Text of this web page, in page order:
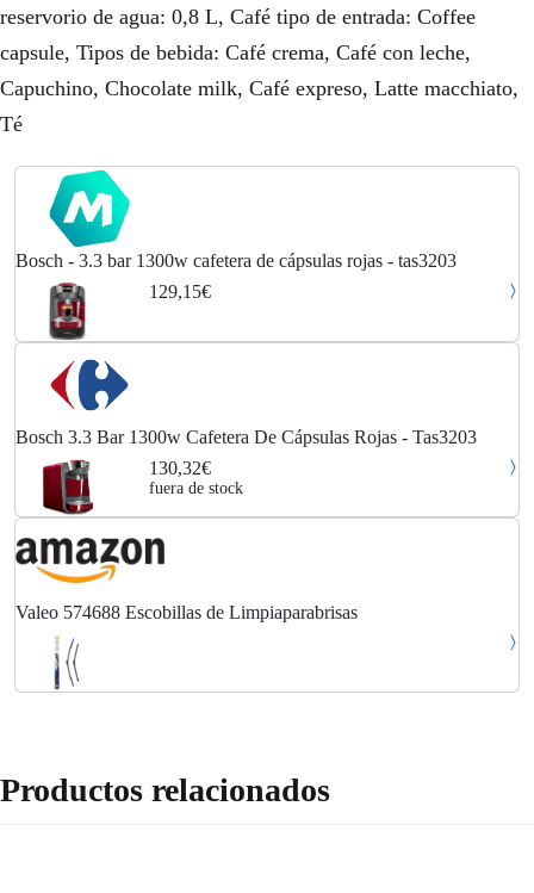
reservorio de agua: 0,8 L, Café tipo de entrada: Coffee
capsule, Tipos de bebida: Café crema, Café con leche,
Capuchino, Chocolate milk, Café expreso, Latte macchiato,
Té
Bosch - 3.3 bar 1300w cafetera de cápsulas rojas - tas3203
129,15€
Bosch 3.3 Bar 1300w Cafetera De Cápsulas Rojas - Tas3203
130,32€
fuera de stock
Valeo 574688 Escobillas de Limpiaparabrisas
Productos relacionados